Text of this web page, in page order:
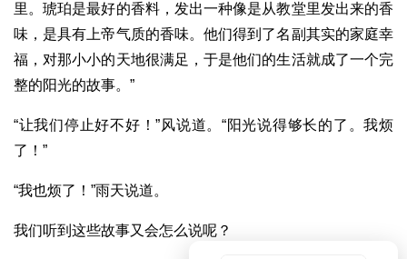
里。琥珀是最好的香料，发出一种像是从教堂里发出来的香
味，是具有上帝气质的香味。他们得到了名副其实的家庭幸
福，对那小小的天地很满足，于是他们的生活就成了一个完
整的阳光的故事。”
“让我们停止好不好！”风说道。“阳光说得够长的了。我烦
了！”
“我也烦了！”雨天说道。
我们听到这些故事又会怎么说呢？